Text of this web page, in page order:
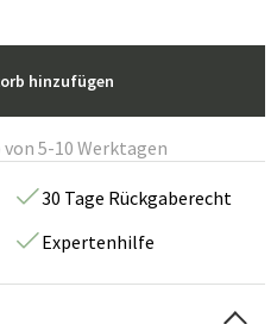
hinzufügen
5-10 Werktagen
30 Tage Rückgaberecht
Expertenhilfe